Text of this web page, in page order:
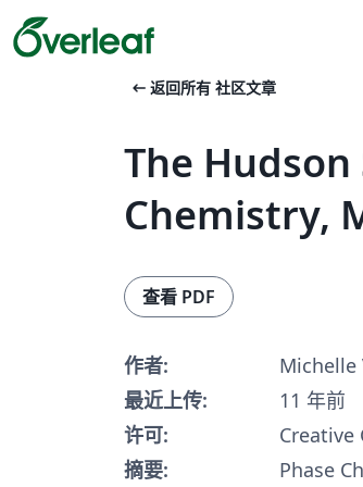
arrow_left_alt 返回所有 社区文章
The Hudson
Chemistry,
查看 PDF
作者:
最近上传:
11 年前
许可:
Creative
摘要:
Phase